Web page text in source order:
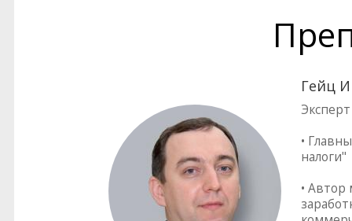
Гейц
•
налоги"
•